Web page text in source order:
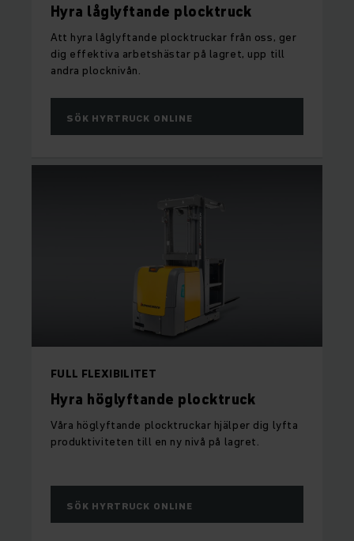
Hyra låglyftande plocktruck
Att hyra låglyftande plocktruckar från oss, ger
dig effektiva arbetshästar på lagret, upp till
andra plocknivån.
SÖK HYRTRUCK ONLINE
FULL FLEXIBILITET
Hyra höglyftande plocktruck
Våra höglyftande plocktruckar hjälper dig lyfta
produktiviteten till en ny nivå på lagret.
SÖK HYRTRUCK ONLINE